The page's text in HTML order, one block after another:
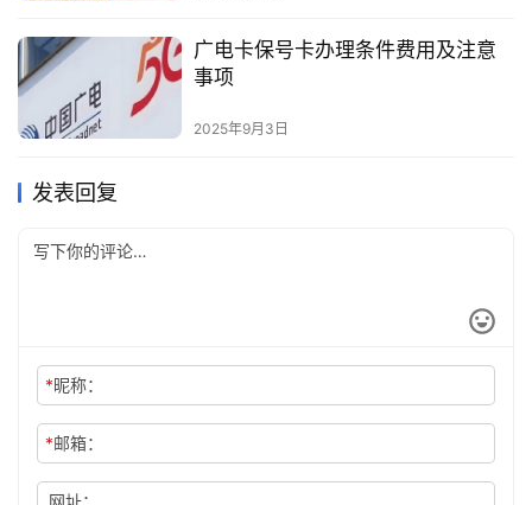
广电卡保号卡办理条件费用及注意
事项
2025年9月3日
发表回复
*昵称：
*邮箱：